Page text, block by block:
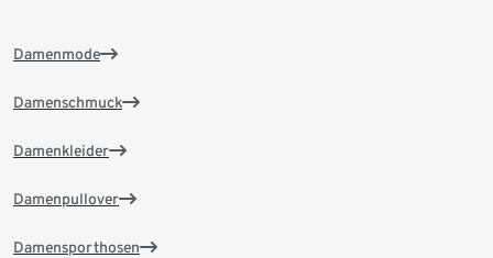
Damenmode
Damenschmuck
Damenkleider
Damenpullover
Damensporthosen